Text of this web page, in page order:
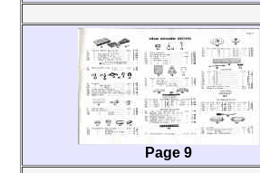
Page 9